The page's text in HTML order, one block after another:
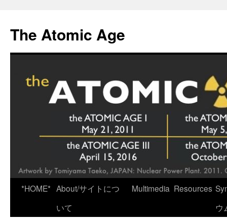
content
The Atomic Age
*HOME* About/サイトにつ
いて
Multimedia Resources
ウ